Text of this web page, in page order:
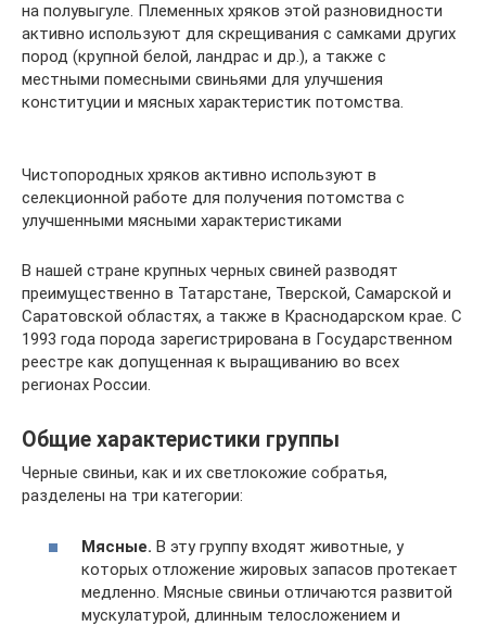
на полувыгуле. Племенных хряков этой разновидности
активно используют для скрещивания с самками других
пород (крупной белой, ландрас и др.), а также с
местными помесными свиньями для улучшения
конституции и мясных характеристик потомства.
Чистопородных хряков активно используют в
селекционной работе для получения потомства с
улучшенными мясными характеристиками
В нашей стране крупных черных свиней разводят
преимущественно в Татарстане, Тверской, Самарской и
Саратовской областях, а также в Краснодарском крае. С
1993 года порода зарегистрирована в Государственном
реестре как допущенная к выращиванию во всех
регионах России.
Общие характеристики группы
Черные свиньи, как и их светлокожие собратья,
разделены на три категории:
Мясные. В эту группу входят животные, у
которых отложение жировых запасов протекает
медленно. Мясные свиньи отличаются развитой
мускулатурой, длинным телосложением и